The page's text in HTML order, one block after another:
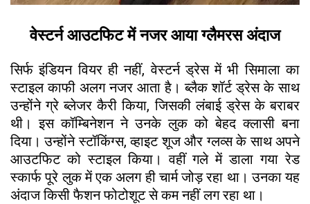
वेस्टर्न आउटफिट में नजर आया ग्लैमरस अंदाज
सिर्फ इंडियन वियर ही नहीं, वेस्टर्न ड्रेस में भी सिमाला का
स्टाइल काफी अलग नजर आता है। ब्लैक शॉर्ट ड्रेस के साथ
उन्होंने ग्रे ब्लेजर कैरी किया, जिसकी लंबाई ड्रेस के बराबर
थी। इस कॉम्बिनेशन ने उनके लुक को बेहद क्लासी बना
दिया। उन्होंने स्टॉकिंग्स, व्हाइट शूज और ग्लव्स के साथ अपने
आउटफिट को स्टाइल किया। वहीं गले में डाला गया रेड
स्कार्फ पूरे लुक में एक अलग ही चार्म जोड़ रहा था। उनका यह
अंदाज किसी फैशन फोटोशूट से कम नहीं लग रहा था।